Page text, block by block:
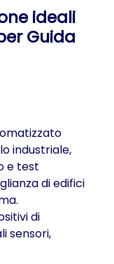
ideali
Guida
industriale,
e test
di edifici
di
sensori,